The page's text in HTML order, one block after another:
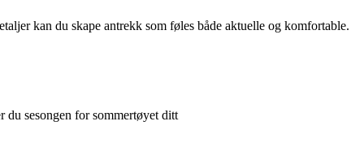
kan du skape antrekk som føles både aktuelle og komfortable.
du sesongen for sommertøyet ditt